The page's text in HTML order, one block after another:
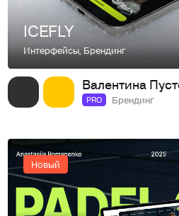
ICEFLY
Интерфейсы,Брендинг
Валентина
PRO Брендинг
Новый